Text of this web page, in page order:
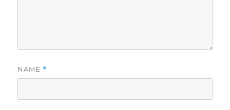
NAME *